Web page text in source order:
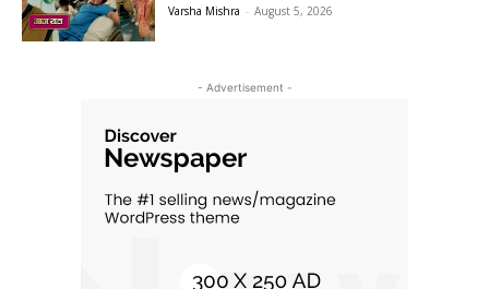
Varsha Mishra - August 5, 2026
- Advertisement -